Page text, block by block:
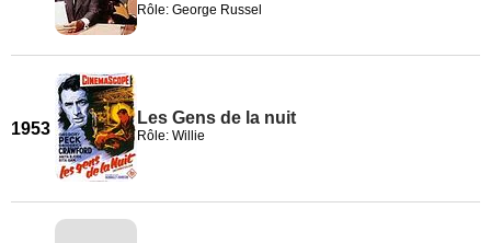
Rôle: George Russel
1953
Les Gens de la nuit
Rôle: Willie